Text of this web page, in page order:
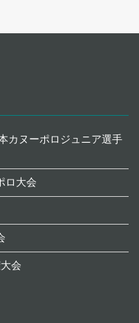
カヌーポロジュニア選手
ロ大会
会